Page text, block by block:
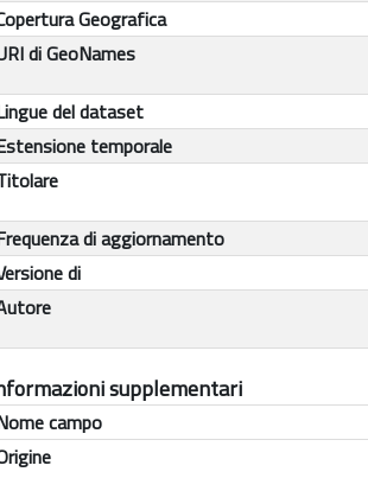
Geografica
di GeoNames
del dataset
temporale
di aggiornamento
di
supplementari
campo